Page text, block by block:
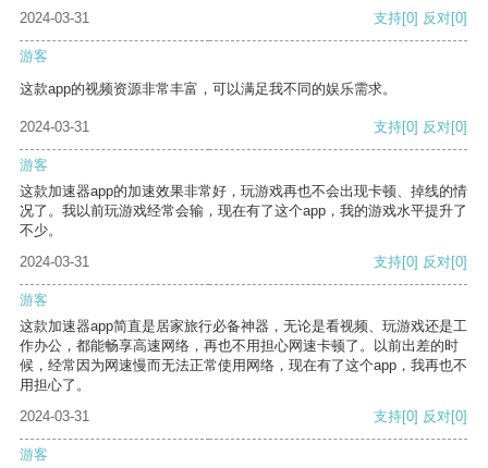
2024-03-31 支持[0] 反对[0]
游客
这款app的视频资源非常丰富，可以满足我不同的娱乐需求。
2024-03-31 支持[0] 反对[0]
游客
这款加速器app的加速效果非常好，玩游戏再也不会出现卡顿、掉线的情
况了。我以前玩游戏经常会输，现在有了这个app，我的游戏水平提升了
不少。
2024-03-31
支持[0] 反对[0]
游客
这款加速器app简直是居家旅行必备神器，无论是看视频、玩游戏还是工
作办公，都能畅享高速网络，再也不用担心网速卡顿了。以前出差的时
候，经常因为网速慢而无法正常使用网络，现在有了这个app，我再也不
用担心了。
2024-03-31
支持[0] 反对[0]
游客